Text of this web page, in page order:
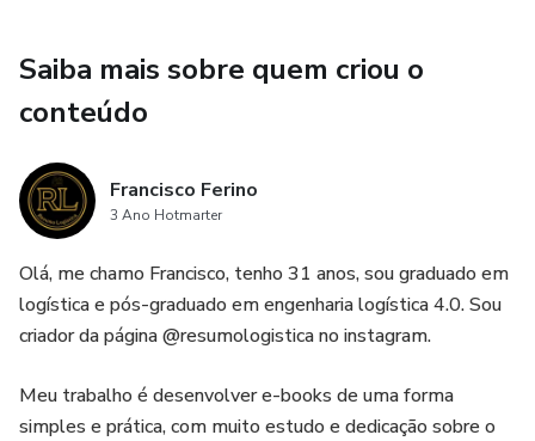
9. Envolvendo seus liderados
10. Estimulando o crescimento
11. Trabalhando com equipe
12. Desenvolvimento do autoconhecimento
13. Mantendo a motivação
14. Comunicação assertiva
Saiba mais sobre quem criou o
conteúdo
Francisco Ferino
3 Ano Hotmarter
Olá, me chamo Francisco, tenho 31 anos, sou graduado em
logística e pós-graduado em engenharia logística 4.0. Sou
criador da página @resumologistica no instagram.
Meu trabalho é desenvolver e-books de uma forma
simples e prática, com muito estudo e dedicação sobre o